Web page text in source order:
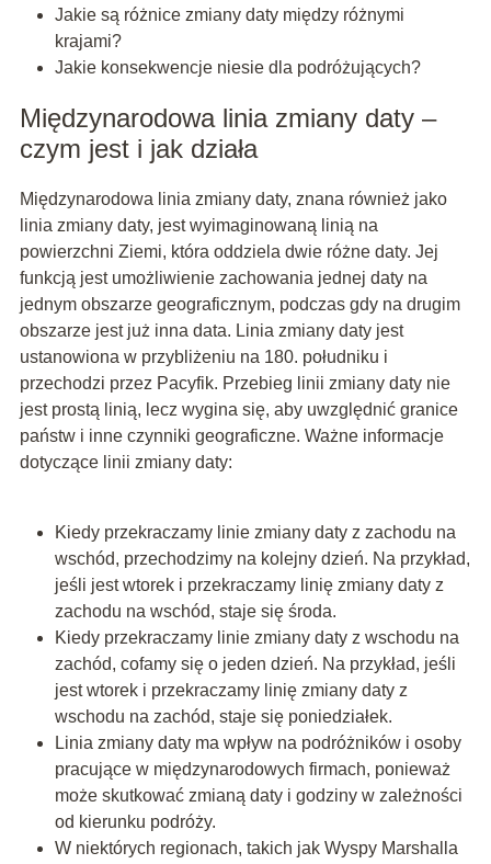
Jakie są różnice zmiany daty między różnymi
krajami?
Jakie konsekwencje niesie dla podróżujących?
Międzynarodowa linia zmiany daty –
czym jest i jak działa
Międzynarodowa linia zmiany daty, znana również jako
linia zmiany daty, jest wyimaginowaną linią na
powierzchni Ziemi, która oddziela dwie różne daty. Jej
funkcją jest umożliwienie zachowania jednej daty na
jednym obszarze geograficznym, podczas gdy na drugim
obszarze jest już inna data. Linia zmiany daty jest
ustanowiona w przybliżeniu na 180. południku i
przechodzi przez Pacyfik. Przebieg linii zmiany daty nie
jest prostą linią, lecz wygina się, aby uwzględnić granice
państw i inne czynniki geograficzne. Ważne informacje
dotyczące linii zmiany daty:
Kiedy przekraczamy linie zmiany daty z zachodu na
wschód, przechodzimy na kolejny dzień. Na przykład,
jeśli jest wtorek i przekraczamy linię zmiany daty z
zachodu na wschód, staje się środa.
Kiedy przekraczamy linie zmiany daty z wschodu na
zachód, cofamy się o jeden dzień. Na przykład, jeśli
jest wtorek i przekraczamy linię zmiany daty z
wschodu na zachód, staje się poniedziałek.
Linia zmiany daty ma wpływ na podróżników i osoby
pracujące w międzynarodowych firmach, ponieważ
może skutkować zmianą daty i godziny w zależności
od kierunku podróży.
W niektórych regionach, takich jak Wyspy Marshalla